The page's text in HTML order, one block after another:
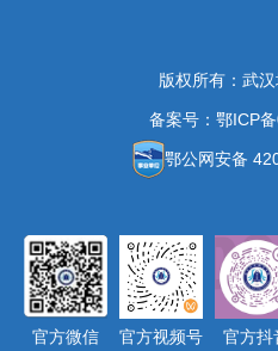
版权所有：武
备案号：鄂ICP
鄂公网安备
官方微信 官方视频号 官方抖